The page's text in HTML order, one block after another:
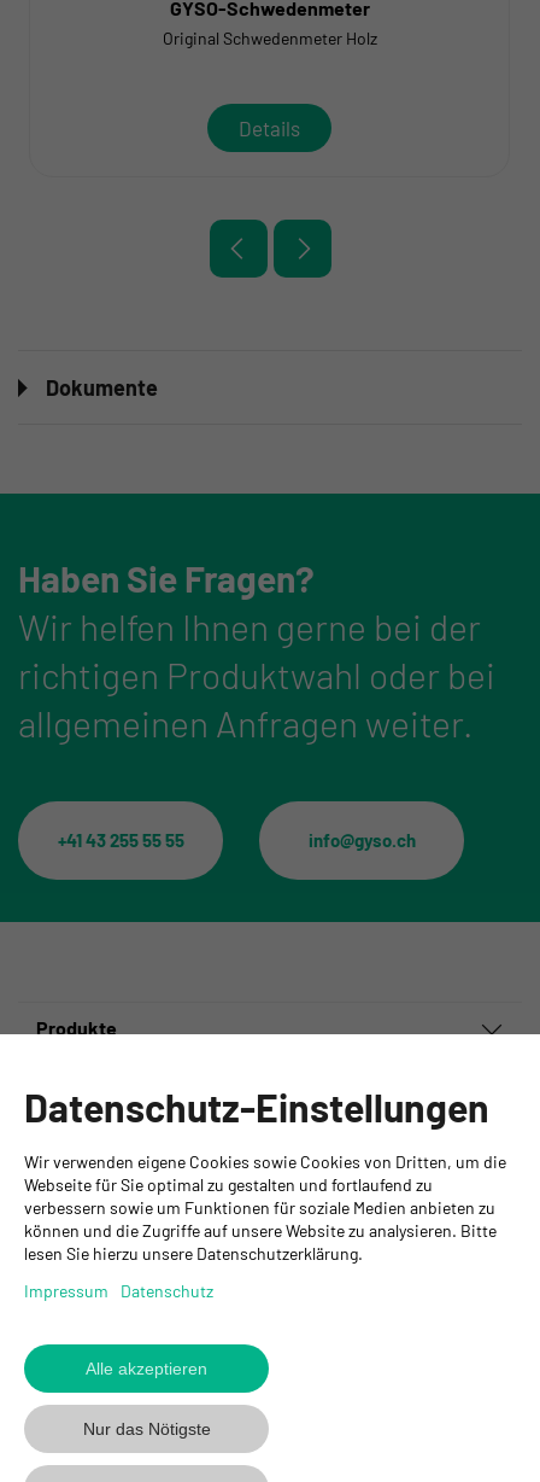
GYSO-Schwedenmeter
Original Schwedenmeter Holz
Details
Dokumente
Haben Sie Fragen?
Wir helfen Ihnen gerne bei der
richtigen Produktwahl oder bei
allgemeinen Anfragen weiter.
+41 43 255 55 55 info@gyso.ch
Produkte
GYSO AG
Hauptsitz Kloten
Steinackerstrasse 34
8302 Kloten
+ 41 43 255 55 55
www.gyso.ch
GYSO
auf
GYSO
auf
Gyso
auf
Datenschutz-Einstellungen
Wir verwenden eigene Cookies sowie Cookies von Dritten, um die
Webseite für Sie optimal zu gestalten und fortlaufend zu
verbessern sowie um Funktionen für soziale Medien anbieten zu
können und die Zugriffe auf unsere Website zu analysieren. Bitte
lesen Sie hierzu unsere Datenschutzerklärung.
Impressum
Datenschutz
Alle akzeptieren
Nur das Nötigste